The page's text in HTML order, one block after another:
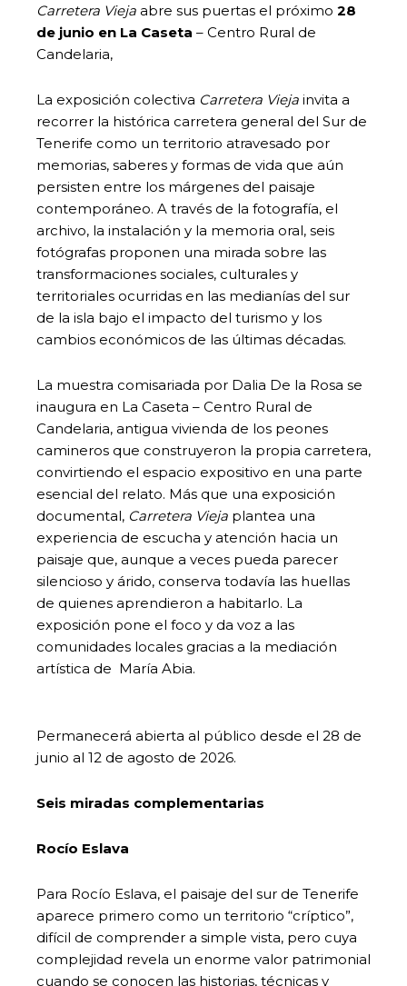
Carretera Vieja abre sus puertas el próximo 28
de junio en La Caseta – Centro Rural de
Candelaria,
La exposición colectiva Carretera Vieja invita a
recorrer la histórica carretera general del Sur de
Tenerife como un territorio atravesado por
memorias, saberes y formas de vida que aún
persisten entre los márgenes del paisaje
contemporáneo. A través de la fotografía, el
archivo, la instalación y la memoria oral, seis
fotógrafas proponen una mirada sobre las
transformaciones sociales, culturales y
territoriales ocurridas en las medianías del sur
de la isla bajo el impacto del turismo y los
cambios económicos de las últimas décadas.
La muestra comisariada por Dalia De la Rosa se
inaugura en La Caseta – Centro Rural de
Candelaria, antigua vivienda de los peones
camineros que construyeron la propia carretera,
convirtiendo el espacio expositivo en una parte
esencial del relato. Más que una exposición
documental, Carretera Vieja plantea una
experiencia de escucha y atención hacia un
paisaje que, aunque a veces pueda parecer
silencioso y árido, conserva todavía las huellas
de quienes aprendieron a habitarlo. La
exposición pone el foco y da voz a las
comunidades locales gracias a la mediación
artística de María Abia.
Permanecerá abierta al público desde el 28 de
junio al 12 de agosto de 2026.
Seis miradas complementarias
Rocío Eslava
Para Rocío Eslava, el paisaje del sur de Tenerife
aparece primero como un territorio “críptico”,
difícil de comprender a simple vista, pero cuya
complejidad revela un enorme valor patrimonial
cuando se conocen las historias, técnicas y